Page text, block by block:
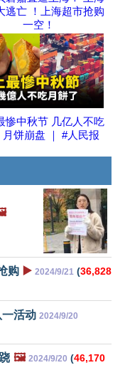
逃亡 ！上海超市抢购
一空！
惨中秋节 几亿人不吃
月饼崩盘 ｜ #人民报
购 ▶️ 2024/9/21 (36,828
活动 2024/9/20
🖼️ 2024/9/20 (46,170